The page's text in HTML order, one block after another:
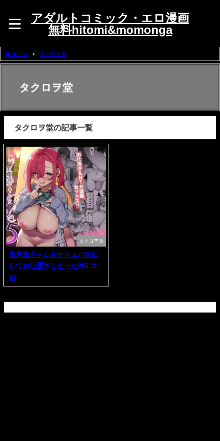
アダルトコミック・エロ漫画
無料hitomi&momonga
ホーム タクロヲ堂
タクロヲ堂
タクロヲ堂の記事一覧
タクロヲ堂
生意気ギャルをサキュバスに
してお仕置きしたった件5 エ
ロ